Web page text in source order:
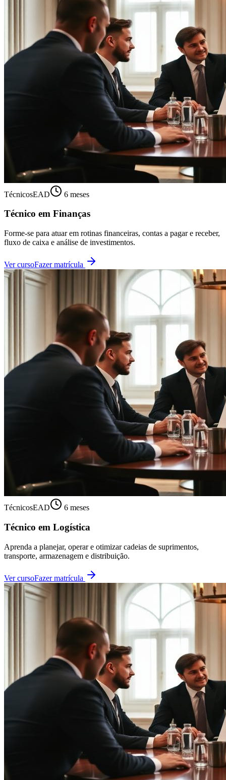
TécnicosEAD 6 meses
Técnico em Finanças
Forme-se para atuar em rotinas financeiras, contas a pagar e receber,
fluxo de caixa e análise de investimentos.
Ver cursoFazer matrícula
TécnicosEAD 6 meses
Técnico em Logística
Aprenda a planejar, operar e otimizar cadeias de suprimentos,
transporte, armazenagem e distribuição.
Ver cursoFazer matrícula